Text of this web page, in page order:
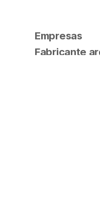
Empresas
Fabricante